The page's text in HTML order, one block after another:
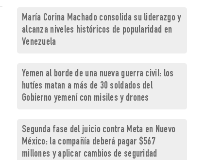
María Corina Machado consolida su liderazgo y
alcanza niveles históricos de popularidad en
Venezuela
Yemen al borde de una nueva guerra civil: los
hutíes matan a más de 30 soldados del
Gobierno yemení con misiles y drones
Segunda fase del juicio contra Meta en Nuevo
México: la compañía deberá pagar $567
millones y aplicar cambios de seguridad